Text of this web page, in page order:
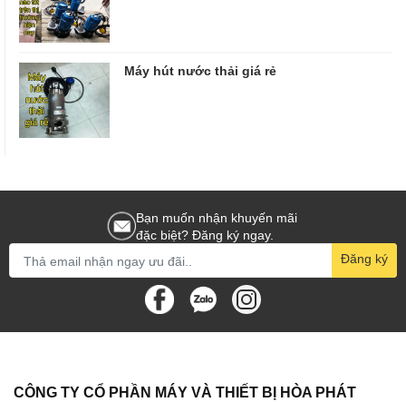
Máy hút nước thải giá rẻ
Bạn muốn nhận khuyến mãi
đặc biệt? Đăng ký ngay.
Đăng ký
CÔNG TY CỔ PHẦN MÁY VÀ THIẾT BỊ HÒA PHÁT